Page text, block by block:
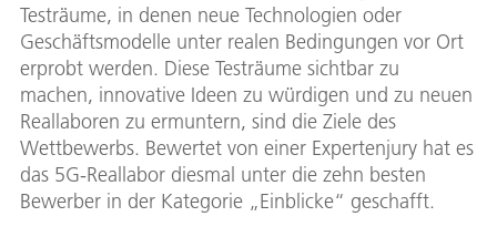
Testräume, in denen neue Technologien oder
Geschäftsmodelle unter realen Bedingungen vor Ort
erprobt werden. Diese Testräume sichtbar zu
machen, innovative Ideen zu würdigen und zu neuen
Reallaboren zu ermuntern, sind die Ziele des
Wettbewerbs. Bewertet von einer Expertenjury hat es
das 5G-Reallabor diesmal unter die zehn besten
Bewerber in der Kategorie „Einblicke“ geschafft.